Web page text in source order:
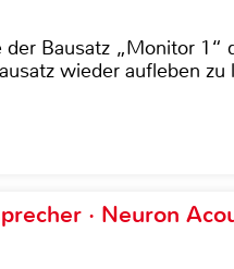
Bausatz „Monitor 1“
wieder aufleben zu
· Neuron